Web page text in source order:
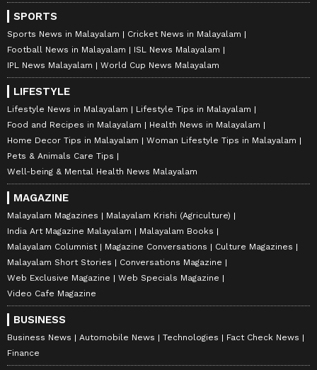
SPORTS
Sports News in Malayalam
Cricket News in Malayalam
Football News in Malayalam
ISL News Malayalam
IPL News Malayalam
World Cup News Malayalam
LIFESTYLE
Lifestyle News in Malayalam
Lifestyle Tips in Malayalam
Food and Recipes in Malayalam
Health News in Malayalam
Home Decor Tips in Malayalam
Woman Lifestyle Tips in Malayalam
Pets & Animals Care Tips
Well-being & Mental Health News Malayalam
MAGAZINE
Malayalam Magazines
Malayalam Krishi (Agriculture)
India Art Magazine Malayalam
Malayalam Books
Malayalam Columnist
Magazine Conversations
Culture Magazines
Malayalam Short Stories
Conversations Magazine
Web Exclusive Magazine
Web Specials Magazine
Video Cafe Magazine
BUSINESS
Business News Automobile News Technologies
Fact Check News
Finance